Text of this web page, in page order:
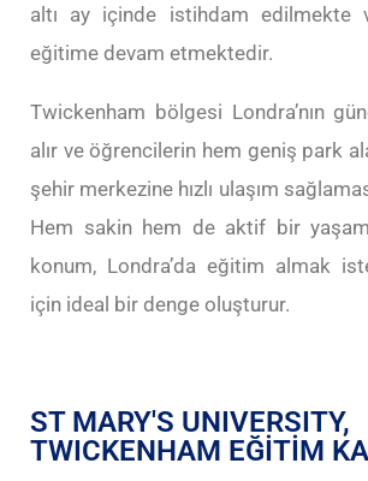
altı ay içinde istihdam edilmekte
eğitime devam etmektedir.
Twickenham bölgesi Londra’nın
alır ve öğrencilerin hem geniş park
şehir merkezine hızlı ulaşım
Hem sakin hem de aktif bir
konum, Londra’da eğitim almak
için ideal bir denge oluşturur.
ST MARY'S UNIVERSITY,
TWICKENHAM EĞİTİM